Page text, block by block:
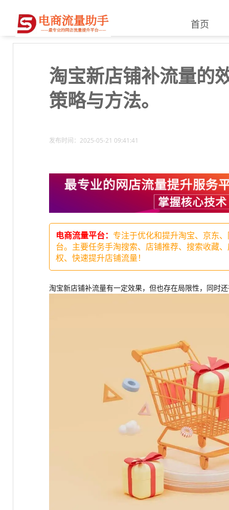
首页
淘宝新店铺补流量的
策略与方法。
发布时间：2025-05-21 09:41:41
电商流量平台： 专注于优化和提升淘宝、京东
台。主要任务手淘搜索、店铺推荐、搜索收藏
权、快速提升店铺流量！
淘宝新店铺补流量有一定效果，但也存在局限性，同时